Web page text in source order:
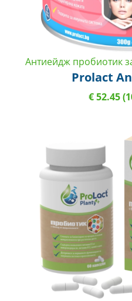
Антиейдж пробиотик
Prolact
€ 52.45